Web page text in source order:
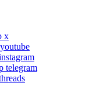
x
telegram